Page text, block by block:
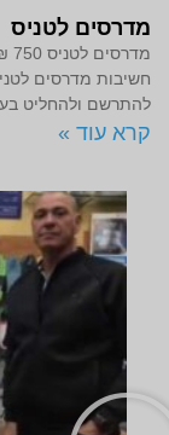
מדרסים לטניס
חשיבות מדרסים
להתרשם ולהחליט
קרא עוד »